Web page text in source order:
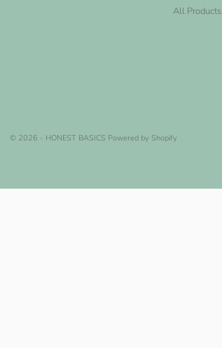
All Products
© 2026 - HONEST BASICS Powered by Shopify